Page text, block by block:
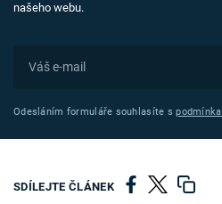
našeho webu.
Odesláním formuláře souhlasíte s
SDÍLEJTE ČLÁNEK